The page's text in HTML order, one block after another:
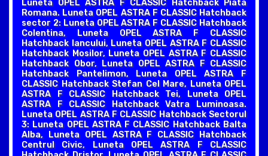
Luneta OPEL ASTRA F CLASSIC Hatchback Piata
Romana. Luneta OPEL ASTRA F CLASSIC Hatchback
sector 2: Luneta OPEL ASTRA F CLASSIC Hatchback
Colentina, Luneta OPEL ASTRA F CLASSIC
Hatchback Iancului, Luneta OPEL ASTRA F CLASSIC
Hatchback Mosilor, Luneta OPEL ASTRA F CLASSIC
Hatchback Obor, Luneta OPEL ASTRA F CLASSIC
Hatchback Pantelimon, Luneta OPEL ASTRA F
CLASSIC Hatchback Stefan Cel Mare, Luneta OPEL
ASTRA F CLASSIC Hatchback Tei, Luneta OPEL
ASTRA F CLASSIC Hatchback Vatra Luminoasa.
Luneta OPEL ASTRA F CLASSIC Hatchback Sectorul
3: Luneta OPEL ASTRA F CLASSIC Hatchback Balta
Alba, Luneta OPEL ASTRA F CLASSIC Hatchback
Centrul Civic, Luneta OPEL ASTRA F CLASSIC